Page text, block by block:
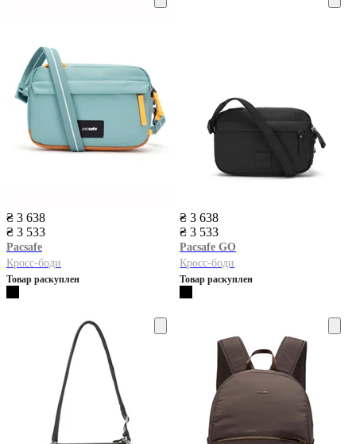
₴ 3 638
₴ 3 533
Pacsafe
Кросс-боди
Товар раскуплен
₴ 3 638
₴ 3 533
Pacsafe GO
Кросс-боди
Товар раскуплен